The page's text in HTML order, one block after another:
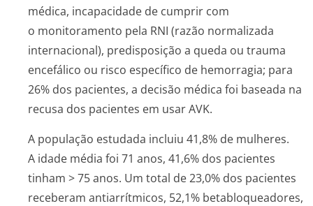
médica, incapacidade de cumprir com
o monitoramento pela RNI (razão normalizada
internacional), predisposição a queda ou trauma
encefálico ou risco específico de hemorragia; para
26% dos pacientes, a decisão médica foi baseada na
recusa dos pacientes em usar AVK.
A população estudada incluiu 41,8% de mulheres.
A idade média foi 71 anos, 41,6% dos pacientes
tinham > 75 anos. Um total de 23,0% dos pacientes
receberam antiarrítmicos, 52,1% betabloqueadores,